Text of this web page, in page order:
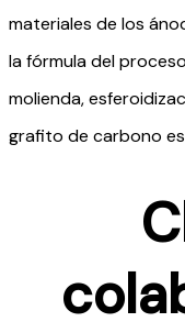
materiales de los
la fórmula del
molienda,
grafito de carbono